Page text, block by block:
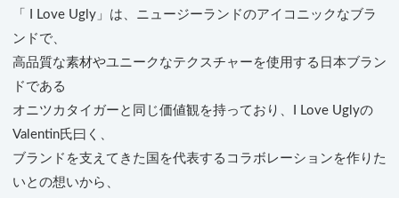
「 I Love Ugly」は、ニュージーランドのアイコニックなブラ
ンドで、
高品質な素材やユニークなテクスチャーを使用する日本ブラン
ドである
オニツカタイガーと同じ価値観を持っており、I Love Uglyの
Valentin氏曰く、
ブランドを支えてきた国を代表するコラボレーションを作りた
いとの想いから、